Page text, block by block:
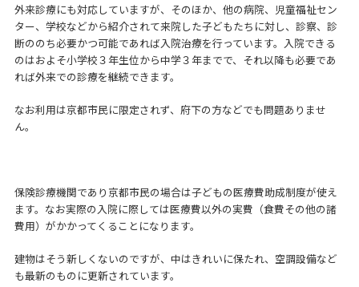
外来診療にも対応していますが、そのほか、他の病院、児童福祉セン
ター、学校などから紹介されて来院した子どもたちに対し、診察、診
断ののち必要かつ可能であれば入院治療を行っています。入院できる
のはおよそ小学校３年生位から中学３年までで、それ以降も必要であ
れば外来での診療を継続できます。
なお利用は京都市民に限定されず、府下の方などでも問題ありませ
ん。
保険診療機関であり京都市民の場合は子どもの医療費助成制度が使え
ます。なお実際の入院に際しては医療費以外の実費（食費その他の諸
費用）がかかってくることになります。
建物はそう新しくないのですが、中はきれいに保たれ、空調設備など
も最新のものに更新されています。